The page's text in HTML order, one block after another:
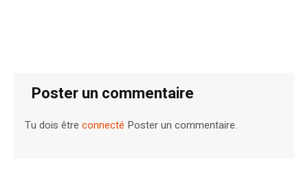
Poster un commentaire
Tu dois êtreconnecté Poster un commentaire.